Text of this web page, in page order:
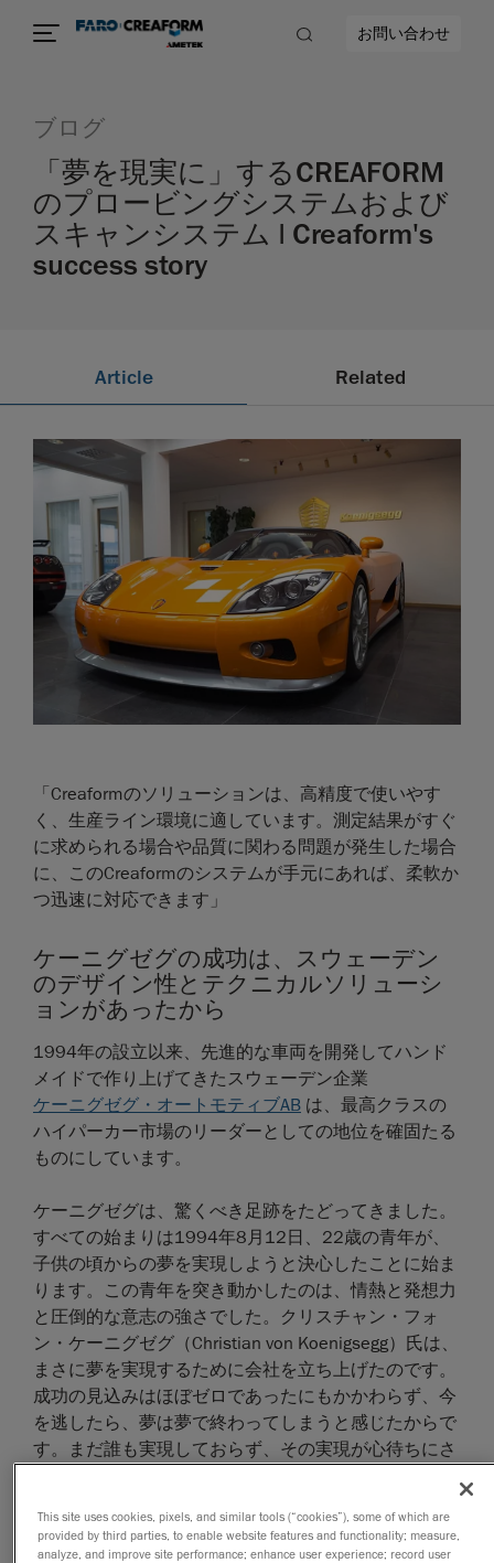
お問い合わせ
ブログ
「夢を現実に」するCREAFORM
のプロービングシステムおよび
スキャンシステム | Creaform's
success story
Article Related
「Creaformのソリューションは、高精度で使いやす
く、生産ライン環境に適しています。測定結果がすぐ
に求められる場合や品質に関わる問題が発生した場合
に、このCreaformのシステムが手元にあれば、柔軟か
つ迅速に対応できます」
ケーニグゼグの成功は、スウェーデン
のデザイン性とテクニカルソリューシ
ョンがあったから
1994年の設立以来、先進的な車両を開発してハンド
メイドで作り上げてきたスウェーデン企業
ケーニグゼグ・オートモティブAB は、最高クラスの
ハイパーカー市場のリーダーとしての地位を確固たる
ものにしています。
ケーニグゼグは、驚くべき足跡をたどってきました。
すべての始まりは1994年8月12日、22歳の青年が、
子供の頃からの夢を実現しようと決心したことに始ま
ります。この青年を突き動かしたのは、情熱と発想力
と圧倒的な意志の強さでした。クリスチャン・フォ
ン・ケーニグゼグ（Christian von Koenigsegg）氏は、
まさに夢を実現するために会社を立ち上げたのです。
成功の見込みはほぼゼロであったにもかかわらず、今
を逃したら、夢は夢で終わってしまうと感じたからで
す。まだ誰も実現しておらず、その実現が心待ちにさ
ーを作る。これが、クリスチャンの考えでした。
This site uses cookies, pixels, and similar tools (“cookies”), some of which are
provided by third parties, to enable website features and functionality; measure,
analyze, and improve site performance; enhance user experience; record user